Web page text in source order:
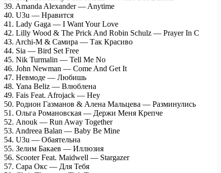
39. Amanda Alexander — Anytime
40. U3u — Нравится
41. Lady Gaga — I Want Your Love
42. Lilly Wood & The Prick And Robin Schulz — Prayer In C
43. Archi-M & Самира — Так Красиво
44. Sia — Bird Set Free
45. Nik Turmalin — Tell Me No
46. John Newman — Come And Get It
47. Невмоде — Любишь
48. Yana Beliz — Влюблена
49. Fais Feat. Afrojack — Hey
50. Родион Газманов & Алена Мальцева — Разминулись
51. Ольга Романовская — Держи Меня Крепче
52. Anouk — Run Away Together
53. Andreea Balan — Baby Be Mine
54. U3u — Обаятельна
55. Зелим Бакаев — Иллюзия
56. Scooter Feat. Maidwell — Stargazer
57. Сара Окс — Для Тебя